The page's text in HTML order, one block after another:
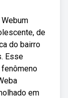
de
do bairro
Esse
em